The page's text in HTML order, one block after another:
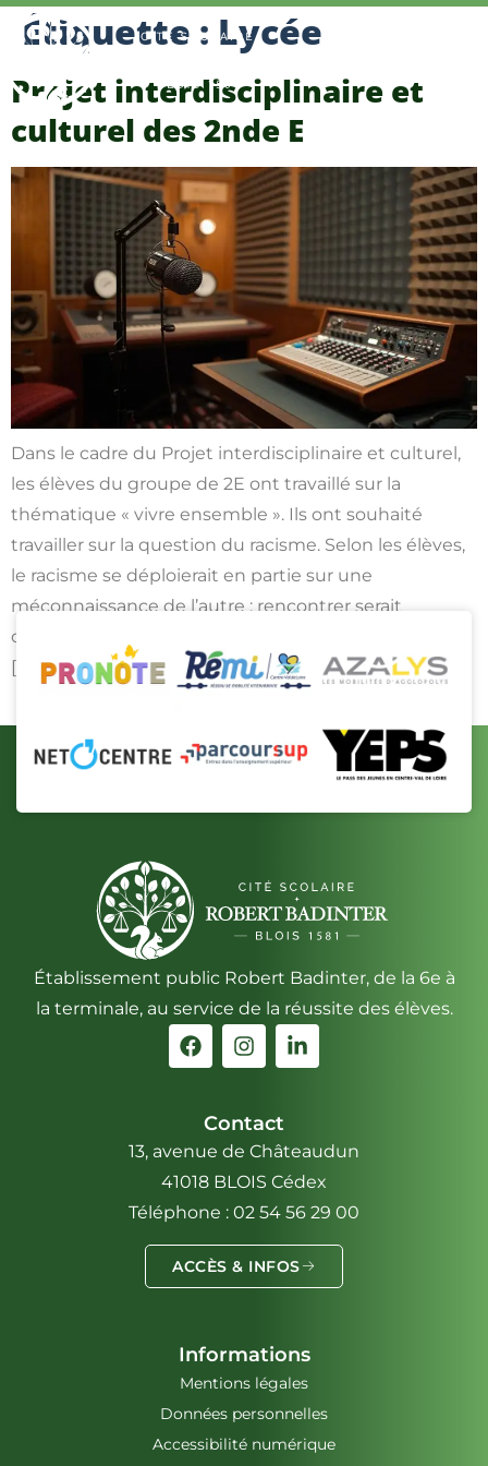
Étiquette : Lycée
Projet interdisciplinaire et
culturel des 2nde E
Dans le cadre du Projet interdisciplinaire et culturel,
les élèves du groupe de 2E ont travaillé sur la
thématique « vivre ensemble ». Ils ont souhaité
travailler sur la question du racisme. Selon les élèves,
le racisme se déploierait en partie sur une
méconnaissance de l’autre : rencontrer serait
connaître et comprendre les personnes et ce qui se
[…]
Établissement public Robert Badinter, de la 6e à
la terminale, au service de la réussite des élèves.
Contact
13, avenue de Châteaudun
41018 BLOIS Cédex
Téléphone : 02 54 56 29 00
ACCÈS & INFOS
Informations
Mentions légales
Données personnelles
Accessibilité numérique